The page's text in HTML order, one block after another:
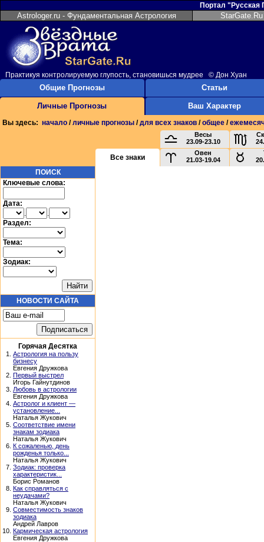
Портал "Русская
Astrologer.ru - Фундаментальная Астрология
Практикуя контролируемую глупость, становишься мудрее © Дон Хуан
Общие Прогнозы
Личные Прогнозы
Статьи
Ваш Характер
Вы здесь: начало /личные прогнозы /для всех знаков /общее /
Весы
23.09-23.10
Все знаки
Овен
21.03-19.04
ПОИСК
Ключевые слова:
Дата:
.
.
Раздел:
Тема:
Зодиак:
НОВОСТИ САЙТА
Горячая Десятка
1. Астрология на пользу
бизнесу
Евгения Дружкова
2. Первый выстрел
Игорь Гайнутдинов
3. Любовь в астрологии
Евгения Дружкова
4. Астролог и клиент —
установление...
Наталья Жукович
5. Соответствие имени
знакам зодиака
Наталья Жукович
6. К сожаленью, день
рожденья только...
Наталья Жукович
7. Зодиак: проверка
характеристик...
Борис Романов
8. Как справляться с
неудачами?
Наталья Жукович
9. Совместимость знаков
зодиака
Андрей Лавров
10. Кармическая астрология
Евгения Дружкова